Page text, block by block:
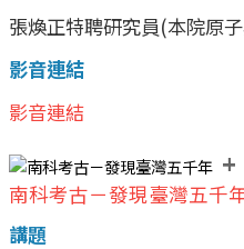
張煥正特聘研究員(本院原
影音連結
影音連結
+
南科考古－發現臺灣五千
講題